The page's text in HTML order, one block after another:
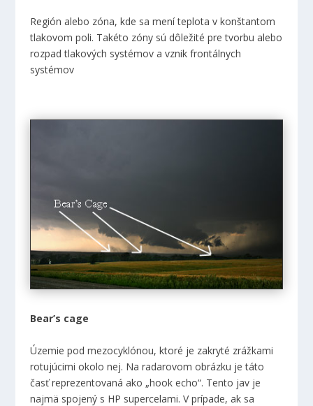
Región alebo zóna, kde sa mení teplota v konštantom
tlakovom poli. Takéto zóny sú dôležité pre tvorbu alebo
rozpad tlakových systémov a vznik frontálnych
systémov
Bear’s cage
Územie pod mezocyklónou, ktoré je zakryté zrážkami
rotujúcimi okolo nej. Na radarovom obrázku je táto
časť reprezentovaná ako „hook echo“. Tento jav je
najmä spojený s HP supercelami. V prípade, ak sa